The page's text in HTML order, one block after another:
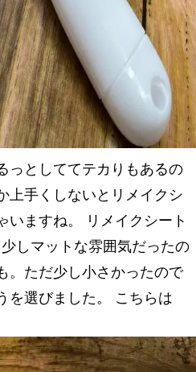
っとしててテカりもあるの
上手くしないとリメイクシ
いますね。 リメイクシート
しマットな雰囲気だったの
。ただ少し小さかったので
を選びました。 こちらは